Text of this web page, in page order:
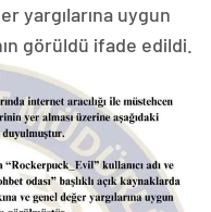
yargılarına uygun
görüldü ifade edildi.